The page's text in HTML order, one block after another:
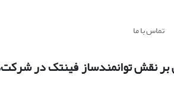
تماس با ما
بر نقش توانمندساز فینتک در